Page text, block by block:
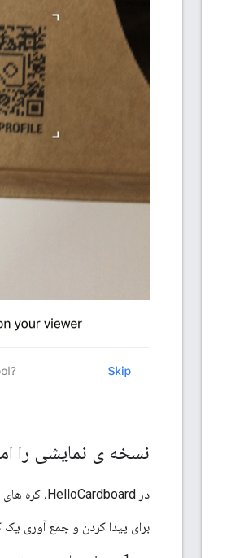
نسخه ی نمایشی را
در HelloCardboard، کره های ژئودزیکی را در فضای سه بعدی جستجو و جمع آوری خواهید کرد.
برای پیدا کردن و جمع آوری یک